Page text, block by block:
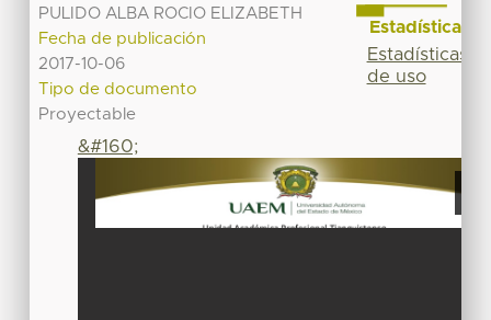
PULIDO ALBA ROCIO ELIZABETH
Fecha de publicación
2017-10-06
Tipo de documento
Proyectable
&#160;
Estadísticas
Estadísticas
de uso